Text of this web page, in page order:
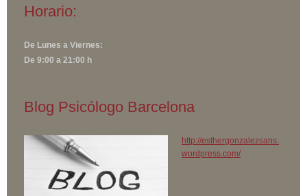
Horario:
De Lunes a Viernes:
De 9:00 a 21:00 h
Blog Psicólogo Barcelona
http://esthergonzalezsans.
wordpress.com/